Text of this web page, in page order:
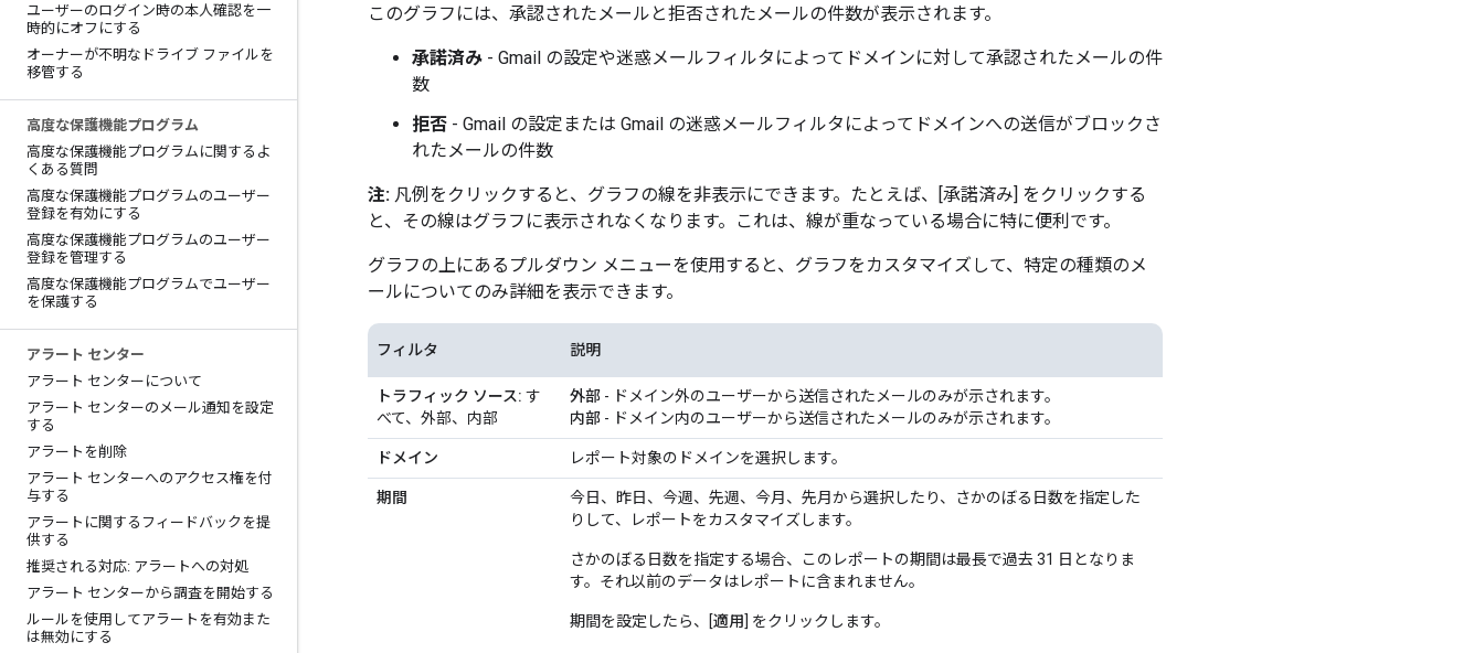
ユーザーのログイン時の本人確認を一
時的にオフにする
オーナーが不明なドライブ ファイルを
移管する
高度な保護機能プログラム
高度な保護機能プログラムに関するよ
くある質問
高度な保護機能プログラムのユーザー
登録を有効にする
高度な保護機能プログラムのユーザー
登録を管理する
高度な保護機能プログラムでユーザー
を保護する
アラート センター
アラート センターについて
アラート センターのメール通知を設定
する
アラートを削除
アラート センターへのアクセス権を付
与する
アラートに関するフィードバックを提
供する
推奨される対応: アラートへの対処
アラート センターから調査を開始する
ルールを使用してアラートを有効また
は無効にする
このグラフには、承認されたメールと拒否されたメールの件数が表示されます。
承諾済み - Gmail の設定や迷惑メールフィルタによってドメインに対して承認されたメールの件
数
拒否 - Gmail の設定または Gmail の迷惑メールフィルタによってドメインへの送信がブロックさ
れたメールの件数
注: 凡例をクリックすると、グラフの線を非表示にできます。たとえば、[承諾済み] をクリックする
と、その線はグラフに表示されなくなります。これは、線が重なっている場合に特に便利です。
グラフの上にあるプルダウン メニューを使用すると、グラフをカスタマイズして、特定の種類のメ
ールについてのみ詳細を表示できます。
フィルタ 説明
トラフィック ソース: す
べて、外部、内部
外部 - ドメイン外のユーザーから送信されたメールのみが示されます。
内部 - ドメイン内のユーザーから送信されたメールのみが示されます。
ドメイン レポート対象のドメインを選択します。
期間 今日 、昨日 、今週、先週、今月 、先月から選択したり、さかのぼる日数を指定した
りして、レポートをカスタマイズします。
さかのぼる日数を指定する場合、このレポートの期間は最長で過去 31 日となりま
す。それ以前のデータはレポートに含まれません。
期間を設定したら、[適用] をクリックします。